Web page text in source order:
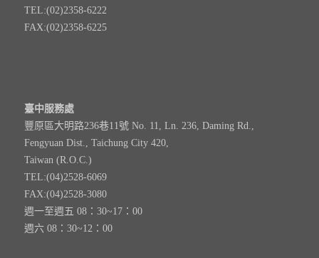
TEL:(02)2358-6222
FAX:(02)2358-6225
臺中服務處
豐原區大明路236巷11號 No. 11, Ln. 236, Daming Rd.,
Fengyuan Dist., Taichung City 420,
Taiwan (R.O.C.)
TEL:(04)2528-6069
FAX:(04)2528-3080
週一至週五 08：30~17：00
週六 08：30~12：00